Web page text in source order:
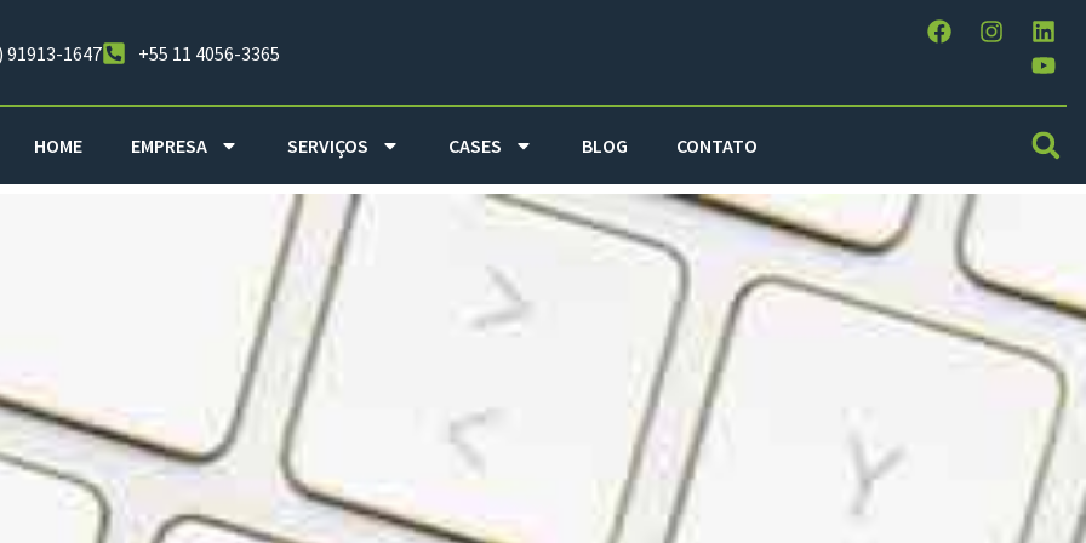
91913-1647 +55 11 4056-3365
HOME EMPRESA SERVIÇOS CASES BLOG CONTATO